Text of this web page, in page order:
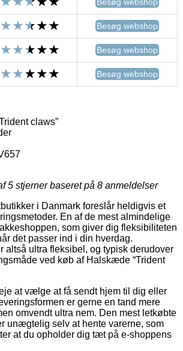
Besøg webshop
Besøg webshop
Besøg webshop
claws”
5 stjerner baseret på 8 anmeldelser
i Danmark foreslår heldigvis et
En af de mest almindelige
som giver dig fleksibiliteten
det passer ind i din hverdag.
altså ultra fleksibel, og typisk derudover
ved køb af Halskæde “Trident
at vælge at få sendt hjem til dig eller
er gerne en tand mere
omvendt ultra nem. Den mest letkøbte
unægtelig selv at hente varerne, som
at du opholder dig tæt på e-shoppens